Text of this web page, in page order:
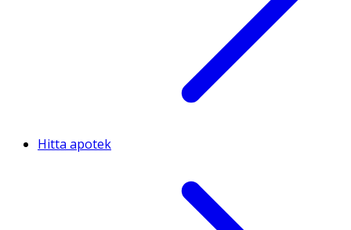
Hitta apotek